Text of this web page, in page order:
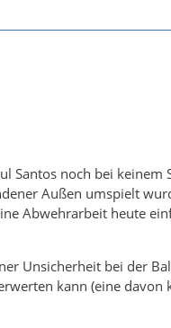
Santos noch bei
Außen umspielt
Abwehrarbeit heute
Unsicherheit bei der
kann (eine